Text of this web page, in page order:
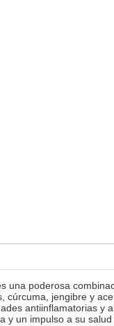
una poderosa
cúrcuma, jengibre y
antiinflamatorias y
y un impulso a su salud